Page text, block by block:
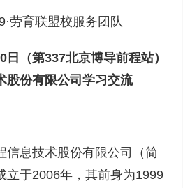
劳育联盟校服务团队
（第337北京博导前程站）
股份有限公司学习交流
息技术股份有限公司（简
立于2006年，其前身为1999